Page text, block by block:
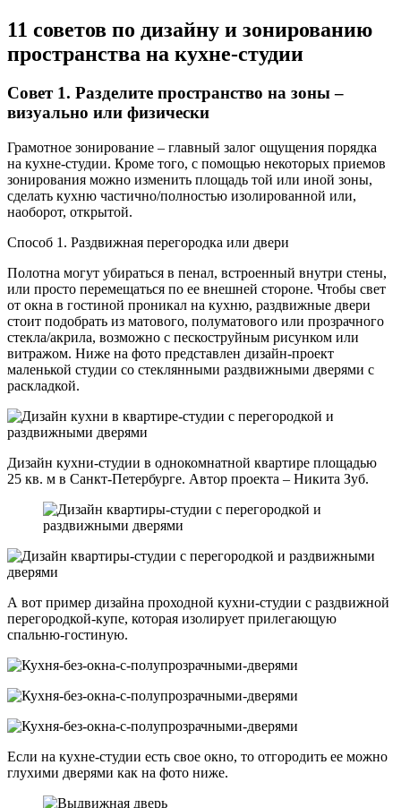
11 советов по дизайну и зонированию
пространства на кухне-студии
Совет 1. Разделите пространство на зоны –
визуально или физически
Грамотное зонирование – главный залог ощущения порядка
на кухне-студии. Кроме того, с помощью некоторых приемов
зонирования можно изменить площадь той или иной зоны,
сделать кухню частично/полностью изолированной или,
наоборот, открытой.
Способ 1. Раздвижная перегородка или двери
Полотна могут убираться в пенал, встроенный внутри стены,
или просто перемещаться по ее внешней стороне. Чтобы свет
от окна в гостиной проникал на кухню, раздвижные двери
стоит подобрать из матового, полуматового или прозрачного
стекла/акрила, возможно с пескоструйным рисунком или
витражом. Ниже на фото представлен дизайн-проект
маленькой студии со стеклянными раздвижными дверями с
раскладкой.
Дизайн кухни-студии в однокомнатной квартире площадью
25 кв. м в Санкт-Петербурге. Автор проекта – Никита Зуб.
А вот пример дизайна проходной кухни-студии с раздвижной
перегородкой-купе, которая изолирует прилегающую
спальню-гостиную.
Если на кухне-студии есть свое окно, то отгородить ее можно
глухими дверями как на фото ниже.